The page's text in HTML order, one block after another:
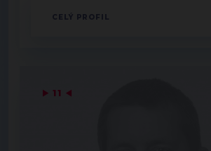
CELÝ PROFIL
▶ 11 ◀